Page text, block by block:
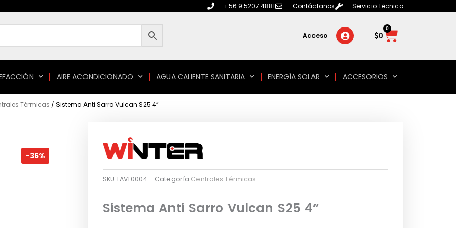
+56 9 5207 4881 Contáctanos Servicio Técnico
Acceso $0
0
Carrito
AIRE ACONDICIONADO AGUA CALIENTE SANITARIA ENERGÍA SOLAR ACCESORIOS
Térmicas / Sistema Anti Sarro Vulcan S25 4”
-36%
SKU TAVL0004 Categoría Centrales Térmicas
Sistema Anti Sarro Vulcan S25 4”